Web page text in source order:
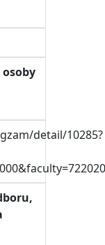
detail/10285?